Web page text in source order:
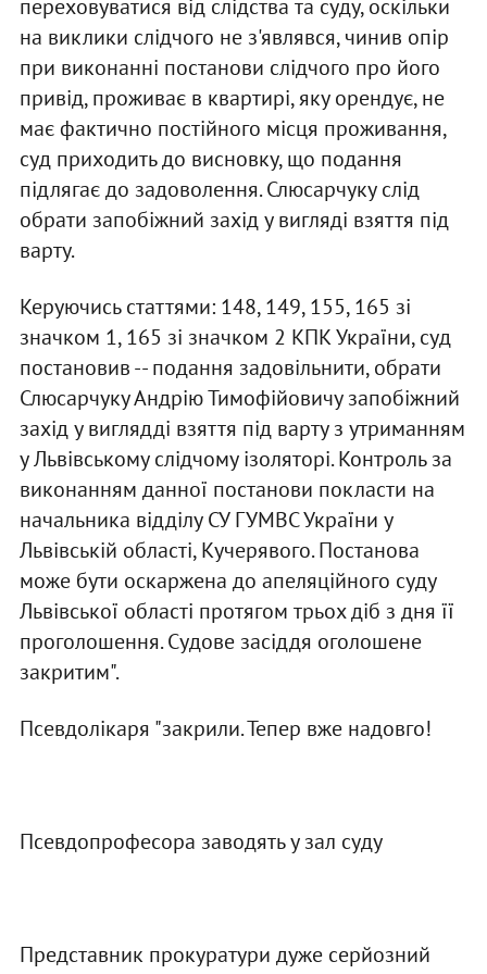
переховуватися вiд слiдства та суду, оскiльки
на виклики слiдчого не з'являвся, чинив опiр
при виконаннi постанови слiдчого про його
привiд, проживає в квартирi, яку орендує, не
має фактично постiйного мiсця проживання,
суд приходить до висновку, що подання
пiдлягає до задоволення. Слюсарчуку слiд
обрати запобiжний захiд у виглядi взяття пiд
варту.
Керуючись статтями: 148, 149, 155, 165 зi
значком 1, 165 зi значком 2 КПК України, суд
постановив -- подання задовiльнити, обрати
Слюсарчуку Андрiю Тимофiйовичу запобiжний
захiд у вигляддi взяття пiд варту з утриманням
у Львiвському слiдчому iзоляторi. Контроль за
виконанням данної постанови покласти на
начальника вiддiлу СУ ГУМВС України у
Львiвськiй областi, Кучерявого. Постанова
може бути оскаржена до апеляцiйного суду
Львiвської областi протягом трьох дiб з дня її
проголошення. Судове засiддя оголошене
закритим".
Псевдолiкаря "закрили. Тепер вже надовго!
Псевдопрофесора заводять у зал суду
Представник прокуратури дуже серйозний